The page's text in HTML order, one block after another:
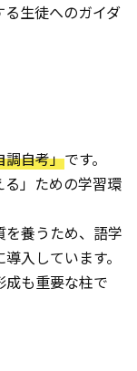
生徒へのガイダ
調自考」です。
」ための学習環
を養うため、語学
入しています。
成も重要な柱で